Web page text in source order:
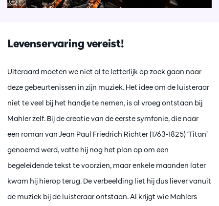
Levenservaring vereist!
Uiteraard moeten we niet al te letterlijk op zoek gaan naar
deze gebeurtenissen in zijn muziek. Het idee om de luisteraar
niet te veel bij het handje te nemen, is al vroeg ontstaan bij
Mahler zelf. Bij de creatie van de eerste symfonie, die naar
een roman van Jean Paul Friedrich Richter (1763-1825) ‘Titan’
genoemd werd, vatte hij nog het plan op om een
begeleidende tekst te voorzien, maar enkele maanden later
kwam hij hierop terug. De verbeelding liet hij dus liever vanuit
de muziek bij de luisteraar ontstaan. Al krijgt wie Mahlers